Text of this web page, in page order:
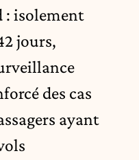
isolement
jours,
des cas
ayant